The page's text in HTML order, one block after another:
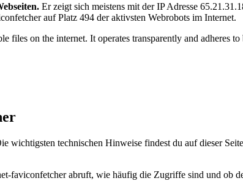
Er zeigt sich meistens mit der IP Adresse
auf Platz 494 der aktivsten Webrobots im Internet.
on the internet. It operates transparently and adheres
technischen Hinweise findest du auf dieser
faviconfetcher abruft, wie häufig die Zugriffe sind und ob